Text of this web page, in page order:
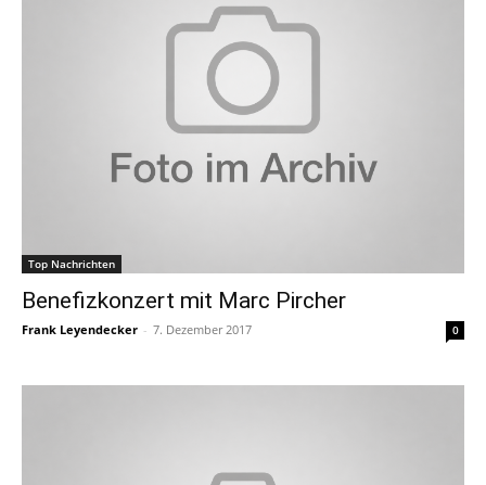
Top Nachrichten
Benefizkonzert mit Marc Pircher
Frank Leyendecker - 7. Dezember 2017 0